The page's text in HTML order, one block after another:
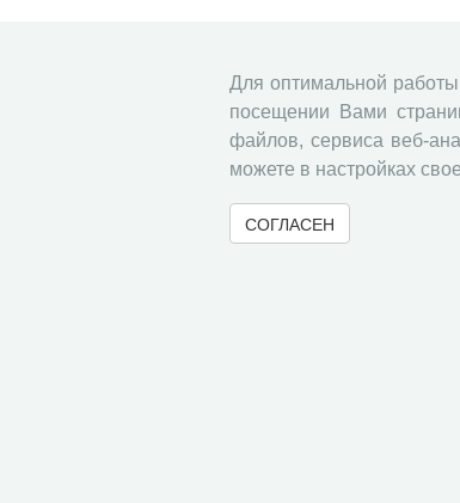
Для оптимальной
посещении Вами
файлов, сервиса веб-
можете в настройках
СОГЛАСЕН